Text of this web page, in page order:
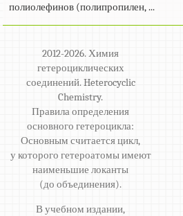
полиолефинов (полипропилен, ...
2012-2026. Химия
гетероциклических
соединений. Heterocyclic
Chemistry.
Правила определения
основного гетероцикла:
Основным считается цикл,
у которого гетероатомы имеют
наименьшие локанты
(до объединения).
В учебном издании,